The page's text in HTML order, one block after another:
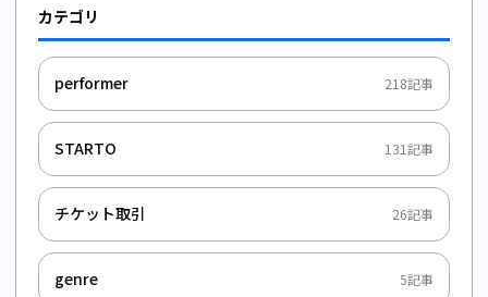
カテゴリ
performer 218記事
STARTO 131記事
チケット取引 26記事
genre 5記事